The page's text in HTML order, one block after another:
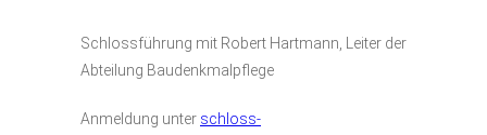
Schlossführung mit Robert Hartmann, Leiter der
Abteilung Baudenkmalpflege
Anmeldung unter schloss-